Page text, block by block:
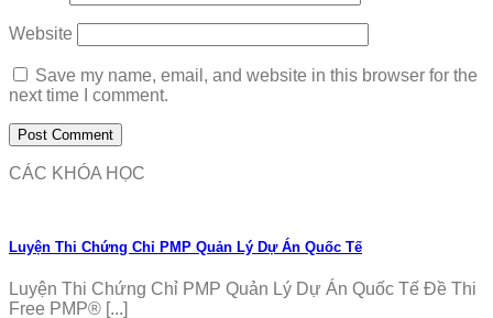
Website
Save my name, email, and website in this browser for the
next time I comment.
CÁC KHÓA HỌC
Luyện Thi Chứng Chỉ PMP Quản Lý Dự Án Quốc Tế
Luyện Thi Chứng Chỉ PMP Quản Lý Dự Án Quốc Tế Đề Thi
Free PMP® [...]